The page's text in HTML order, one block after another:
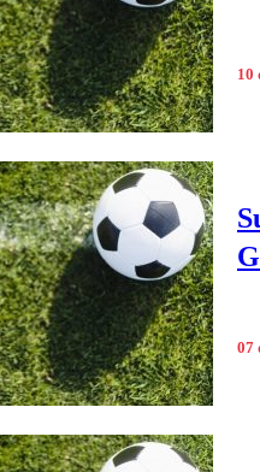
10
07